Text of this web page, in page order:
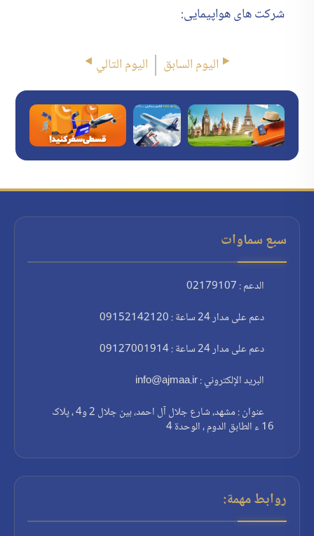
شرکت های هواپیمایی:
اليوم السابق اليوم التالي
سبع سماوات
الدعم : 02179107
دعم على مدار 24 ساعة : 09152142120
دعم على مدار 24 ساعة : 09127001914
البريد الإلكتروني : info@ajmaa.ir
عنوان : مشهد، شارع جلال آل احمد، بين جلال 2 و4 ، پلاک
16 ء الطابق الدوم ، الوحدة 4
روابط مهمة: